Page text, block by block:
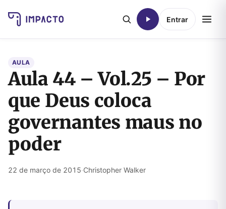
Entrar
AULA
Aula 44 – Vol.25 – Por
que Deus coloca
governantes maus no
poder
22 de março de 2015·Christopher Walker